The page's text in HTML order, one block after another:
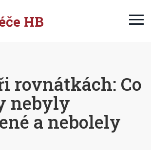
rovnátkách: Co
nebyly
a nebolely